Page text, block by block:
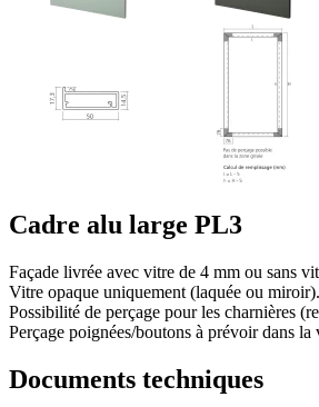
Cadre alu large PL3
Façade livrée avec vitre de 4 mm ou sans
Vitre opaque uniquement (laquée ou miroir).
Possibilité de perçage pour les charnières
Perçage poignées/boutons à prévoir dans la
Documents techniques